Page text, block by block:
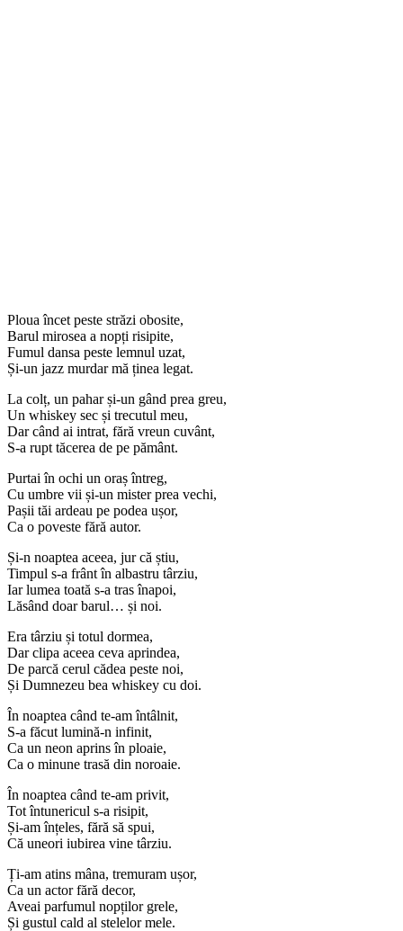
Ploua încet peste străzi obosite,
Barul mirosea a nopți risipite,
Fumul dansa peste lemnul uzat,
Și-un jazz murdar mă ținea legat.
La colț, un pahar și-un gând prea greu,
Un whiskey sec și trecutul meu,
Dar când ai intrat, fără vreun cuvânt,
S-a rupt tăcerea de pe pământ.
Purtai în ochi un oraș întreg,
Cu umbre vii și-un mister prea vechi,
Pașii tăi ardeau pe podea ușor,
Ca o poveste fără autor.
Și-n noaptea aceea, jur că știu,
Timpul s-a frânt în albastru târziu,
Iar lumea toată s-a tras înapoi,
Lăsând doar barul… și noi.
Era târziu și totul dormea,
Dar clipa aceea ceva aprindea,
De parcă cerul cădea peste noi,
Și Dumnezeu bea whiskey cu doi.
În noaptea când te-am întâlnit,
S-a făcut lumină-n infinit,
Ca un neon aprins în ploaie,
Ca o minune trasă din noroaie.
În noaptea când te-am privit,
Tot întunericul s-a risipit,
Și-am înțeles, fără să spui,
Că uneori iubirea vine târziu.
Ți-am atins mâna, tremuram ușor,
Ca un actor fără decor,
Aveai parfumul nopților grele,
Și gustul cald al stelelor mele.